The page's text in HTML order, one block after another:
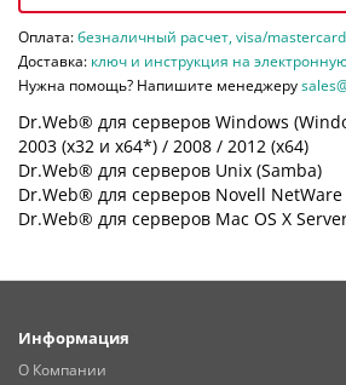
Оплата:безналичный расчет, visa/
Доставка: ключ и инструкция на
Нужна помощь? Напишите менеджеру
Dr.Web® для серверов Windows
2003 (х32 и х64*) / 2008 / 2012 (х64)
Dr.Web® для серверов Unix (Samba)
Dr.Web® для серверов Novell NetWare
Dr.Web® для серверов Mac OS X
Информация
О Компании